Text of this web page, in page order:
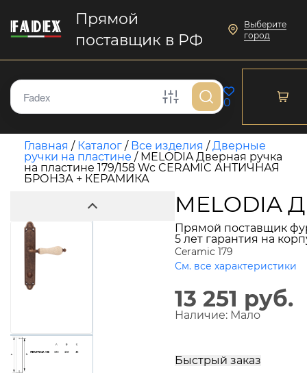
Прямой
поставщик в РФ
Выберите
город
0
Главная / Каталог / Все изделия /Дверные
ручки на пластине / MELODIA Дверная ручка
на пластине 179/158 Wc CERAMIC АНТИЧНАЯ
БРОНЗА + КЕРАМИКА
MELODIA
Прямой поставщик
5 лет гарантия на
Ceramic 179
См. все характеристики
13 251 руб.
Наличие: Мало
Быстрый заказ